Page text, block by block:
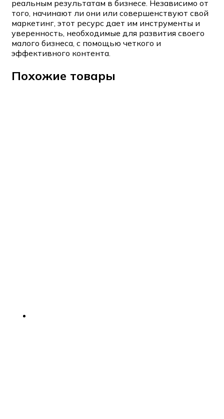
реальным результатам в бизнесе. Независимо от
того, начинают ли они или совершенствуют свой
маркетинг, этот ресурс дает им инструменты и
уверенность, необходимые для развития своего
малого бизнеса, с помощью четкого и
эффективного контента.
Похожие товары